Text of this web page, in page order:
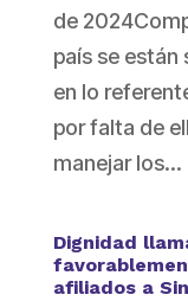
de
país se
en lo
por falta de
manejar los...
Dignidad
afiliados a